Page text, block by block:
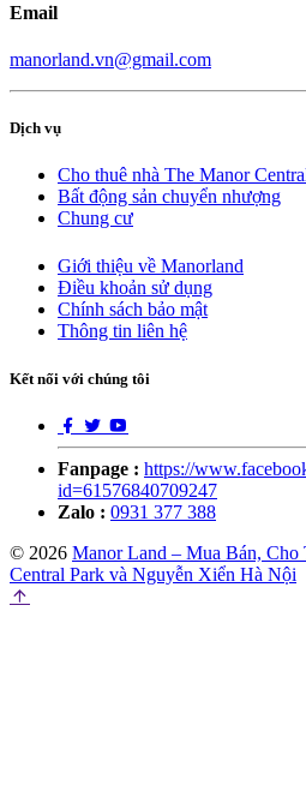
Email
manorland.vn@gmail.com
Dịch vụ
Cho thuê nhà The Manor
Bất động sản chuyển nhượng
Chung cư
Giới thiệu về Manorland
Điều khoản sử dụng
Chính sách bảo mật
Thông tin liên hệ
Kết nối với chúng tôi
Fanpage : https://
id=61576840709247
Zalo : 0931 377 388
© 2026 Manor Land – Mua Bán, Cho
Central Park và Nguyễn Xiển Hà Nội